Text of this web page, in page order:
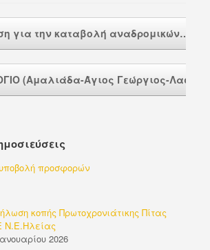
για την καταβολή αναδρομικών…
(Αμαλιάδα-Άγιος Γεώργιος-
προσφορών
κοπής Πρωτοχρονιάτικης Πίτας
Ν.Ε.Ηλείας
2026